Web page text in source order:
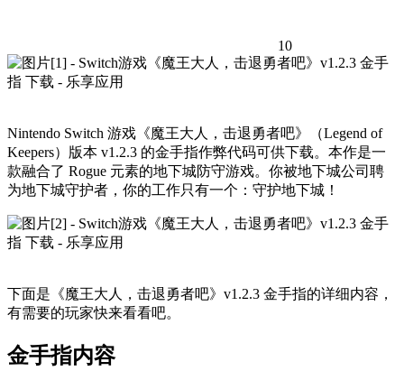
10
Nintendo Switch 游戏《魔王大人，击退勇者吧》（Legend of
Keepers）版本 v1.2.3 的金手指作弊代码可供下载。本作是一
款融合了 Rogue 元素的地下城防守游戏。你被地下城公司聘
为地下城守护者，你的工作只有一个：守护地下城！
下面是《魔王大人，击退勇者吧》v1.2.3 金手指的详细内容，
有需要的玩家快来看看吧。
金手指内容